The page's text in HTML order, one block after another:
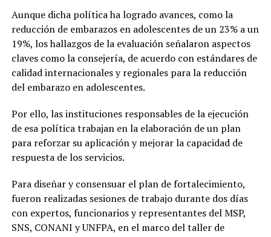
Aunque dicha política ha logrado avances, como la
reducción de embarazos en adolescentes de un 23% a un
19%, los hallazgos de la evaluación señalaron aspectos
claves como la consejería, de acuerdo con estándares de
calidad internacionales y regionales para la reducción
del embarazo en adolescentes.
Por ello, las instituciones responsables de la ejecución
de esa política trabajan en la elaboración de un plan
para reforzar su aplicación y mejorar la capacidad de
respuesta de los servicios.
Para diseñar y consensuar el plan de fortalecimiento,
fueron realizadas sesiones de trabajo durante dos días
con expertos, funcionarios y representantes del MSP,
SNS, CONANI y UNFPA, en el marco del taller de